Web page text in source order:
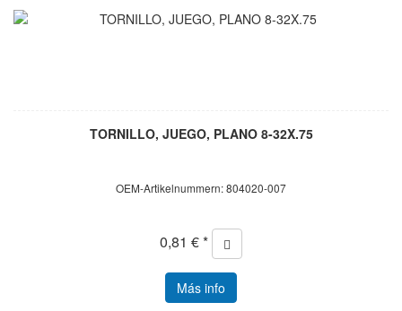
TORNILLO, JUEGO, PLANO 8-32X.75
OEM-Artikelnummern: 804020-007
0,81 € *
Más info